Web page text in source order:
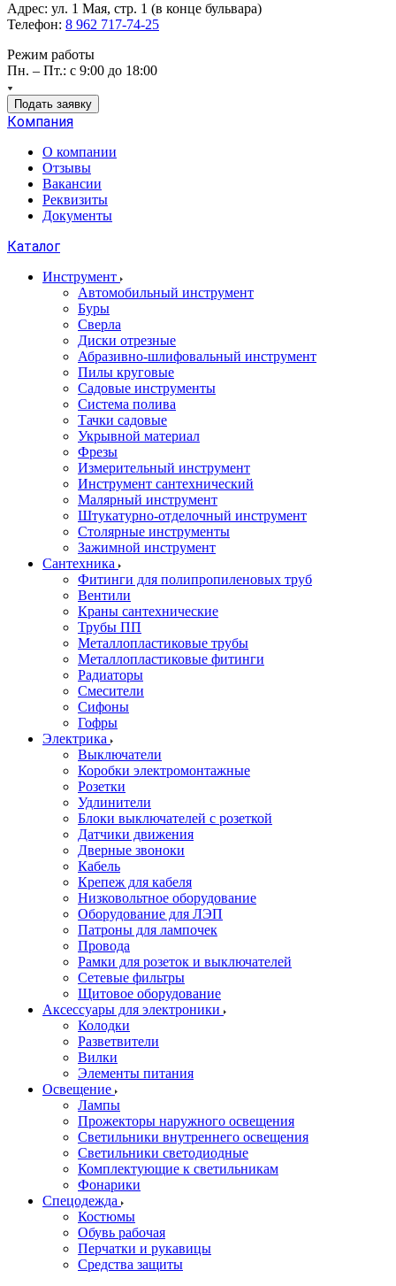
Адрес: ул. 1 Мая, стр. 1 (в конце бульвара)
Телефон: 8 962 717-74-25
Режим работы
Пн. – Пт.: с 9:00 до 18:00
Подать заявку
Компания
О компании
Отзывы
Вакансии
Реквизиты
Документы
Каталог
Инструмент
Автомобильный инструмент
Буры
Сверла
Диски отрезные
Абразивно-шлифовальный инструмент
Пилы круговые
Садовые инструменты
Система полива
Тачки садовые
Укрывной материал
Фрезы
Измерительный инструмент
Инструмент сантехнический
Малярный инструмент
Штукатурно-отделочный инструмент
Cтолярные инструменты
Зажимной инструмент
Сантехника
Фитинги для полипропиленовых труб
Вентили
Краны сантехнические
Трубы ПП
Металлопластиковые трубы
Металлопластиковые фитинги
Радиаторы
Смесители
Сифоны
Гофры
Электрика
Выключатели
Коробки электромонтажные
Розетки
Удлинители
Блоки выключателей с розеткой
Датчики движения
Дверные звоноки
Кабель
Крепеж для кабеля
Низковольтное оборудование
Оборудование для ЛЭП
Патроны для лампочек
Провода
Рамки для розеток и выключателей
Сетевые фильтры
Щитовое оборудование
Аксессуары для электроники
Колодки
Разветвители
Вилки
Элементы питания
Освещение
Лампы
Прожекторы наружного освещения
Светильники внутреннего освещения
Светильники светодиодные
Комплектующие к светильникам
Фонарики
Спецодежда
Костюмы
Обувь рабочая
Перчатки и рукавицы
Средства защиты